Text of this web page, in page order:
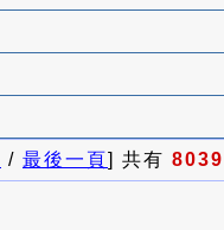
/ 最後一頁] 共有 8039